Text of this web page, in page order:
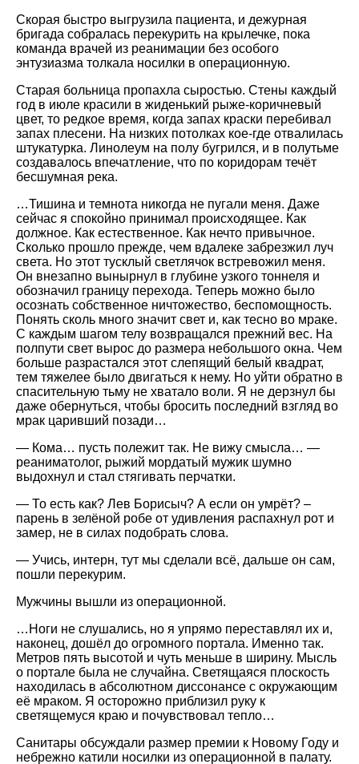
Скорая быстро выгрузила пациента, и дежурная
бригада собралась перекурить на крылечке, пока
команда врачей из реанимации без особого
энтузиазма толкала носилки в операционную.
Старая больница пропахла сыростью. Стены каждый
год в июле красили в жиденький рыже-коричневый
цвет, то редкое время, когда запах краски перебивал
запах плесени. На низких потолках кое-где отвалилась
штукатурка. Линолеум на полу бугрился, и в полутьме
создавалось впечатление, что по коридорам течёт
бесшумная река.
…Тишина и темнота никогда не пугали меня. Даже
сейчас я спокойно принимал происходящее. Как
должное. Как естественное. Как нечто привычное.
Сколько прошло прежде, чем вдалеке забрезжил луч
света. Но этот тусклый светлячок встревожил меня.
Он внезапно вынырнул в глубине узкого тоннеля и
обозначил границу перехода. Теперь можно было
осознать собственное ничтожество, беспомощность.
Понять сколь много значит свет и, как тесно во мраке.
С каждым шагом телу возвращался прежний вес. На
полпути свет вырос до размера небольшого окна. Чем
больше разрастался этот слепящий белый квадрат,
тем тяжелее было двигаться к нему. Но уйти обратно в
спасительную тьму не хватало воли. Я не дерзнул бы
даже обернуться, чтобы бросить последний взгляд во
мрак царивший позади…
— Кома… пусть полежит так. Не вижу смысла… —
реаниматолог, рыжий мордатый мужик шумно
выдохнул и стал стягивать перчатки.
— То есть как? Лев Борисыч? А если он умрёт? –
парень в зелёной робе от удивления распахнул рот и
замер, не в силах подобрать слова.
— Учись, интерн, тут мы сделали всё, дальше он сам,
пошли перекурим.
Мужчины вышли из операционной.
…Ноги не слушались, но я упрямо переставлял их и,
наконец, дошёл до огромного портала. Именно так.
Метров пять высотой и чуть меньше в ширину. Мысль
о портале была не случайна. Светящаяся плоскость
находилась в абсолютном диссонансе с окружающим
её мраком. Я осторожно приблизил руку к
светящемуся краю и почувствовал тепло…
Санитары обсуждали размер премии к Новому Году и
небрежно катили носилки из операционной в палату.